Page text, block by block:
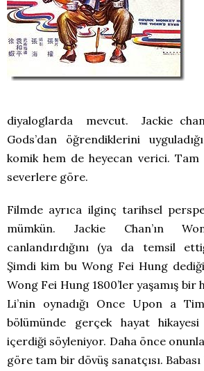
diyaloglarda mevcut. Jackie
Gods’dan öğrendiklerini
komik hem de heyecan verici. Tam
severlere göre.
Filmde ayrıca ilginç tarihsel
mümkün. Jackie Chan’ın
canlandırdığını (ya da temsil
Şimdi kim bu Wong Fei Hung
Wong Fei Hung 1800’ler yaşamış bir
Li’nin oynadığı Once Upon a
bölümünde gerçek hayat
içerdiği söyleniyor. Daha önce
göre tam bir dövüş sanatçısı.